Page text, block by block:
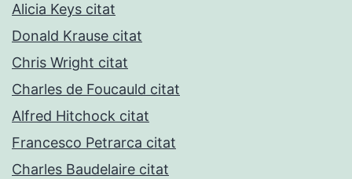
Alicia Keys citat
Donald Krause citat
Chris Wright citat
Charles de Foucauld citat
Alfred Hitchock citat
Francesco Petrarca citat
Charles Baudelaire citat